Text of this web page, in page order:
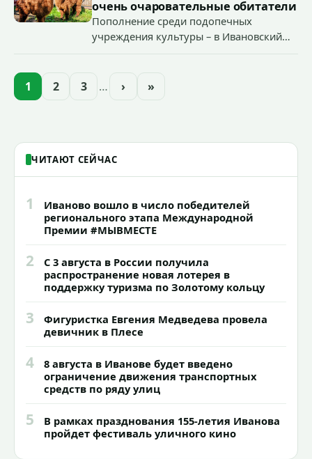
очень очаровательные обитатели
Пополнение среди подопечных
учреждения культуры – в Ивановский
областей (самцу - 6 месяцев, самочке —
1 2 3 … › »
ЧИТАЮТ СЕЙЧАС
1
Иваново вошло в число победителей
регионального этапа Международной
Премии #МЫВМЕСТЕ
2
С 3 августа в России получила
распространение новая лотерея в
поддержку туризма по Золотому кольцу
3
Фигуристка Евгения Медведева провела
девичник в Плесе
4
8 августа в Иванове будет введено
ограничение движения транспортных
средств по ряду улиц
5
В рамках празднования 155-летия Иванова
пройдет фестиваль уличного кино